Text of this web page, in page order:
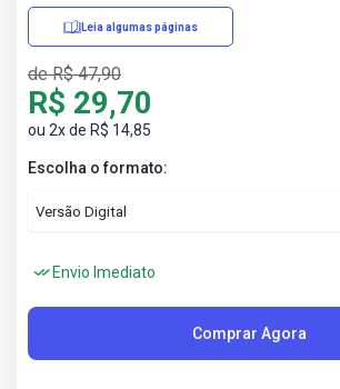
Leia algumas páginas
de R$ 47,90
R$ 29,70
ou 2x de R$ 14,85
Escolha o formato:
Envio Imediato
Comprar Agora